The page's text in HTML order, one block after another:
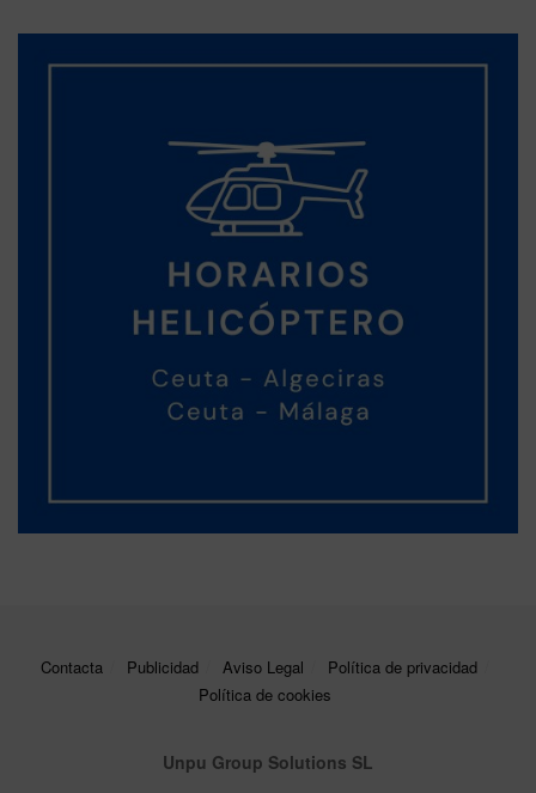
Contacta Publicidad Aviso Legal
Política de privacidad
Política de cookies
Unpu Group Solutions SL